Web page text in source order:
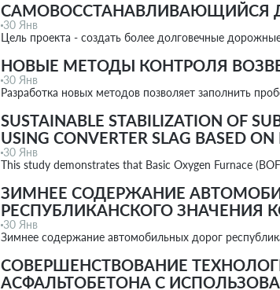
САМОВОССТАНАВЛИВАЮЩИЙСЯ
30 Янв
Цель проекта - создать более долговечные
НОВЫЕ МЕТОДЫ КОНТРОЛЯ
30 Янв
Разработка новых методов позволяет заполнить
SUSTAINABLE STABILIZATION OF
USING CONVERTER SLAG BASED
30 Янв
This study demonstrates that Basic Oxygen Furnace
ЗИМНЕЕ СОДЕРЖАНИЕ
РЕСПУБЛИКАНСКОГО ЗНАЧЕНИЯ
30 Янв
Зимнее содержание автомобильных дорог
СОВЕРШЕНСТВОВАНИЕ
АСФАЛЬТОБЕТОНА С